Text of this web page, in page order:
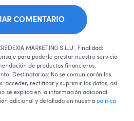
COMENTARIO
MARKETING S.L.U . Finalidad:
para poderle prestar nuestro servicio
de productos financieros.
Destinatarios: No se comunicarán los
acceder, rectificar y suprimir los datos, así
se explica en la información adicional.
adicional y detallada en nuestra política